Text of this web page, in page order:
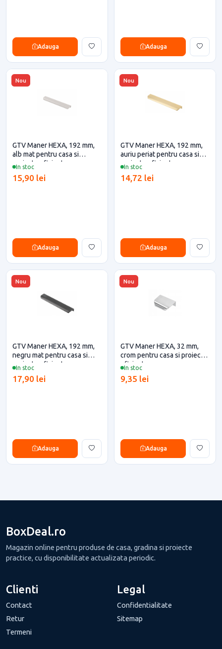
Adauga Adauga
Nou
In stoc
GTV Maner HEXA, 192 mm,
alb mat pentru casa si
proiecte eficiente
15,90 lei
Adauga
Nou
In stoc
GTV Maner HEXA, 192 mm,
auriu periat pentru casa si
proiecte eficiente
14,72 lei
Adauga
Nou
In stoc
GTV Maner HEXA, 192 mm,
negru mat pentru casa si
proiecte eficiente
17,90 lei
Adauga
Nou
In stoc
GTV Maner HEXA, 32 mm,
crom pentru casa si proiecte
eficiente
9,35 lei
Adauga
BoxDeal.ro
Magazin online pentru produse de casa, gradina si proiecte
practice, cu disponibilitate actualizata periodic.
Clienti
Contact
Retur
Termeni
Legal
Confidentialitate
Sitemap